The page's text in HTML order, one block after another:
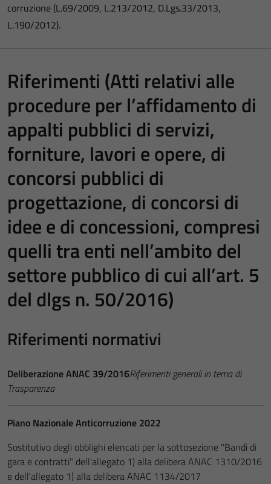
corruzione (L.69/2009, L.213/2012, D.Lgs.33/2013,
L.190/2012).
Riferimenti (Atti relativi alle
procedure per l’affidamento di
appalti pubblici di servizi,
forniture, lavori e opere, di
concorsi pubblici di
progettazione, di concorsi di
idee e di concessioni, compresi
quelli tra enti nell’ambito del
settore pubblico di cui all’art. 5
del dlgs n. 50/2016)
Riferimenti normativi
Deliberazione ANAC 39/2016Riferimenti generali in tema di
Trasparenza
Piano Nazionale Anticorruzione 2022
Sostitutivo degli obblighi elencati per la sottosezione "Bandi di
gara e contratti" dell'allegato 1) alla delibera ANAC 1310/2016
e dell'allegato 1) alla delibera ANAC 1134/2017